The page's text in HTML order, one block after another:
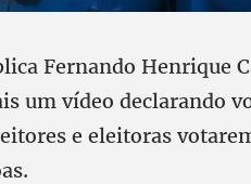
Fernando Henrique
um vídeo declarando
e eleitoras